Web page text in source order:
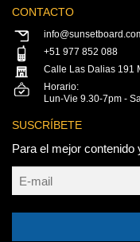
CONTACTO
+51 977 852 088
Calle Las Dalias 191
Horario:
Lun-Vie 9.30-7pm -
SUSCRÍBETE
Para el mejor contenido